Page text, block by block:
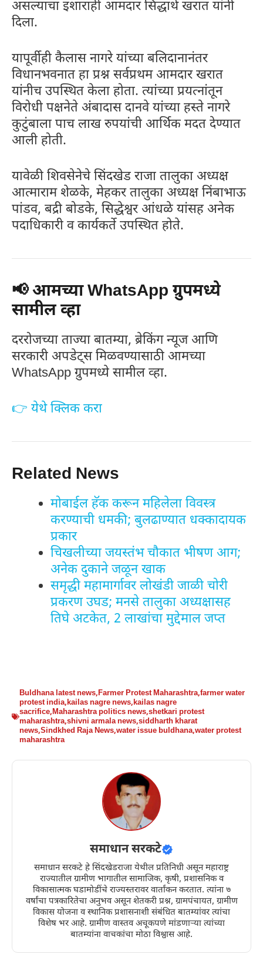
असल्याचा इशाराही आमदार सिद्धार्थ खरात यांनी
दिला.
यापूर्वीही कैलास नागरे यांच्या बलिदानानंतर
विधानभवनात हा प्रश्न सर्वप्रथम आमदार खरात
यांनीच उपस्थित केला होता. त्यांच्या प्रयत्नांतून
विरोधी पक्षनेते अंबादास दानवे यांच्या हस्ते नागरे
कुटुंबाला पाच लाख रुपयांची आर्थिक मदत देण्यात
आली होती.
यावेळी शिवसेनेचे सिंदखेड राजा तालुका अध्यक्ष
आत्माराम शेळके, मेहकर तालुका अध्यक्ष निंबाभाऊ
पांडव, बद्री बोडके, सिद्धेश्वर आंधळे यांसह अनेक
पदाधिकारी व कार्यकर्ते उपस्थित होते.
📢 आमच्या WhatsApp ग्रुपमध्ये
सामील व्हा
दररोजच्या ताज्या बातम्या, ब्रेकिंग न्यूज आणि
सरकारी अपडेट्स मिळवण्यासाठी आमच्या
WhatsApp ग्रुपमध्ये सामील व्हा.
👉 येथे क्लिक करा
Related News
मोबाईल हॅक करून महिलेला विवस्त्र
करण्याची धमकी; बुलढाण्यात धक्कादायक
प्रकार
चिखलीच्या जयस्तंभ चौकात भीषण आग;
अनेक दुकाने जळून खाक
समृद्धी महामार्गावर लोखंडी जाळी चोरी
प्रकरण उघड; मनसे तालुका अध्यक्षासह
तिघे अटकेत, 2 लाखांचा मुद्देमाल जप्त
Buldhana latest news,Farmer Protest Maharashtra,farmer water
protest india,kailas nagre news,kailas nagre
sacrifice,Maharashtra politics news,shetkari protest
maharashtra,shivni armala news,siddharth kharat
news,Sindkhed Raja News,water issue buldhana,water protest
maharashtra
समाधान सरकटे
समाधान सरकटे हे सिंदखेडराजा येथील प्रतिनिधी असून महाराष्ट्र
राज्यातील ग्रामीण भागातील सामाजिक, कृषी, प्रशासनिक व
विकासात्मक घडामोडींचे राज्यस्तरावर वार्तांकन करतात. त्यांना ७
वर्षांचा पत्रकारितेचा अनुभव असून शेतकरी प्रश्न, ग्रामपंचायत, ग्रामीण
विकास योजना व स्थानिक प्रशासनाशी संबंधित बातम्यांवर त्यांचा
विशेष भर आहे. ग्रामीण वास्तव अचूकपणे मांडणाऱ्या त्यांच्या
बातम्यांना वाचकांचा मोठा विश्वास आहे.